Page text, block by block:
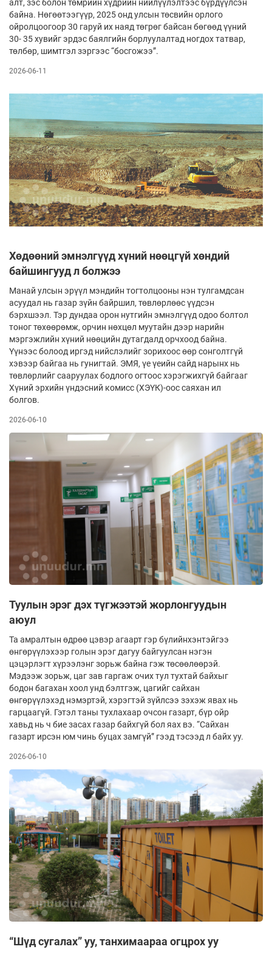
алт, зэс болон төмрийн хүдрийн нийлүүлэлтээс бүрдүүлсэн
байна. Нөгөөтээгүүр, 2025 онд улсын төсвийн орлого
ойролцоогоор 30 гаруй их наяд төгрөг байсан бөгөөд үүний
30- 35 хувийг эрдэс баялгийн борлуулалтад ногдох татвар,
төлбөр, шимтгэл зэргээс “босгожээ”.
2026-06-11
Хөдөөний эмнэлгүүд хүний нөөцгүй хөндий
байшингууд л болжээ
Манай улсын эрүүл мэндийн тогтолцооны нэн тулгамдсан
асуудал нь газар зүйн байршил, төвлөрлөөс үүдсэн
бэрхшээл. Тэр дундаа орон нутгийн эмнэлгүүд одоо болтол
тоног төхөөрөмж, орчин нөхцөл муутайн дээр нарийн
мэргэжлийн хүний нөөцийн дутагдалд орчхоод байна.
Үүнээс болоод иргэд нийслэлийг зорихоос өөр сонголтгүй
хэвээр байгаа нь гунигтай. ЭМЯ, үе үеийн сайд нарынх нь
төвлөрлийг сааруулах бодлого огтоос хэрэгжихгүй байгааг
Хүний эрхийн үндэсний комисс (ХЭҮК)-оос саяхан ил
болгов.
2026-06-10
Туулын эрэг дэх түгжээтэй жорлонгуудын
аюул
Та амралтын өдрөө цэвэр агаарт гэр бүлийнхэнтэйгээ
өнгөрүүлэхээр голын эрэг дагуу байгуулсан нэгэн
цэцэрлэгт хүрээлэнг зорьж байна гэж төсөөлөөрэй.
Мэдээж зорьж, цаг зав гаргаж очих тул тухтай байхыг
бодон багахан хоол унд бэлтгэж, цагийг сайхан
өнгөрүүлэхэд нэмэртэй, хэрэгтэй зүйлсээ зэхэж явах нь
гарцаагүй. Гэтэл таны тухлахаар очсон газарт, бүр ойр
хавьд нь ч бие засах газар байхгүй бол яах вэ. “Сайхан
газарт ирсэн юм чинь буцах замгүй” гээд тэсээд л байх уу.
2026-06-10
“Шүд сугалах” уу, танхимаараа огцрох уу